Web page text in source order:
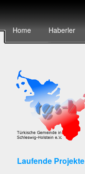
Home Haberler
Laufende Projekte